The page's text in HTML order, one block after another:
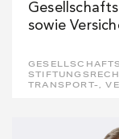
sowie
TRANSPORT-,